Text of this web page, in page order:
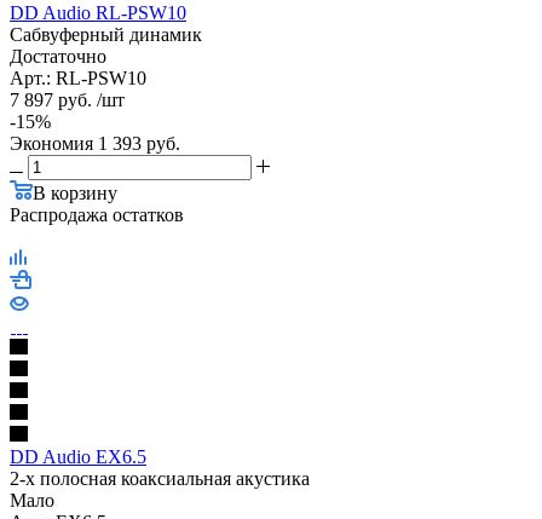
DD Audio RL-PSW10
Сабвуферный динамик
Достаточно
Арт.: RL-PSW10
7 897 руб. /шт
-15%
Экономия 1 393 руб.
В корзину
Распродажа остатков
DD Audio EX6.5
2-х полосная коаксиальная акустика
Мало